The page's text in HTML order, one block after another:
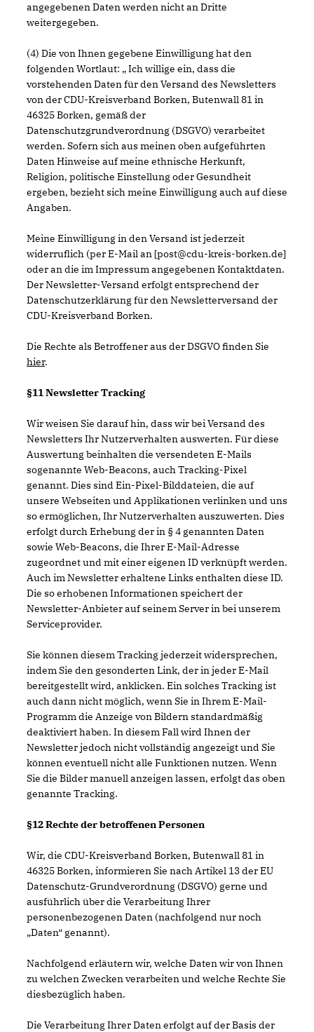
angegebenen Daten werden nicht an Dritte
weitergegeben.
(4) Die von Ihnen gegebene Einwilligung hat den
folgenden Wortlaut: „ Ich willige ein, dass die
vorstehenden Daten für den Versand des Newsletters
von der CDU-Kreisverband Borken, Butenwall 81 in
46325 Borken, gemäß der
Datenschutzgrundverordnung (DSGVO) verarbeitet
werden. Sofern sich aus meinen oben aufgeführten
Daten Hinweise auf meine ethnische Herkunft,
Religion, politische Einstellung oder Gesundheit
ergeben, bezieht sich meine Einwilligung auch auf diese
Angaben.
Meine Einwilligung in den Versand ist jederzeit
widerruflich (per E-Mail an [post@cdu-kreis-borken.de]
oder an die im Impressum angegebenen Kontaktdaten.
Der Newsletter-Versand erfolgt entsprechend der
Datenschutzerklärung für den Newsletterversand der
CDU-Kreisverband Borken.
Die Rechte als Betroffener aus der DSGVO finden Sie
hier.
§11 Newsletter Tracking
Wir weisen Sie darauf hin, dass wir bei Versand des
Newsletters Ihr Nutzerverhalten auswerten. Für diese
Auswertung beinhalten die versendeten E-Mails
sogenannte Web-Beacons, auch Tracking-Pixel
genannt. Dies sind Ein-Pixel-Bilddateien, die auf
unsere Webseiten und Applikationen verlinken und uns
so ermöglichen, Ihr Nutzerverhalten auszuwerten. Dies
erfolgt durch Erhebung der in § 4 genannten Daten
sowie Web-Beacons, die Ihrer E-Mail-Adresse
zugeordnet und mit einer eigenen ID verknüpft werden.
Auch im Newsletter erhaltene Links enthalten diese ID.
Die so erhobenen Informationen speichert der
Newsletter-Anbieter auf seinem Server in bei unserem
Serviceprovider.
Sie können diesem Tracking jederzeit widersprechen,
indem Sie den gesonderten Link, der in jeder E-Mail
bereitgestellt wird, anklicken. Ein solches Tracking ist
auch dann nicht möglich, wenn Sie in Ihrem E-Mail-
Programm die Anzeige von Bildern standardmäßig
deaktiviert haben. In diesem Fall wird Ihnen der
Newsletter jedoch nicht vollständig angezeigt und Sie
können eventuell nicht alle Funktionen nutzen. Wenn
Sie die Bilder manuell anzeigen lassen, erfolgt das oben
genannte Tracking.
§12 Rechte der betroffenen Personen
Wir, die CDU-Kreisverband Borken, Butenwall 81 in
46325 Borken, informieren Sie nach Artikel 13 der EU
Datenschutz-Grundverordnung (DSGVO) gerne und
ausführlich über die Verarbeitung Ihrer
personenbezogenen Daten (nachfolgend nur noch
Daten“ genannt).
Nachfolgend erläutern wir, welche Daten wir von Ihnen
zu welchen Zwecken verarbeiten und welche Rechte Sie
diesbezüglich haben.
Die Verarbeitung Ihrer Daten erfolgt auf der Basis der